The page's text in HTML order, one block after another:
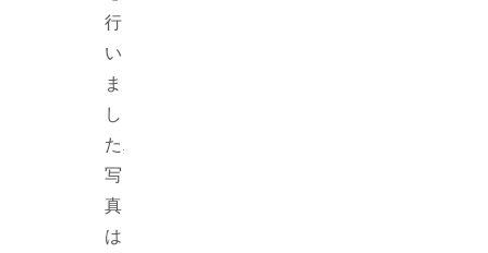
行
い
ま
し
た.
写
真
は